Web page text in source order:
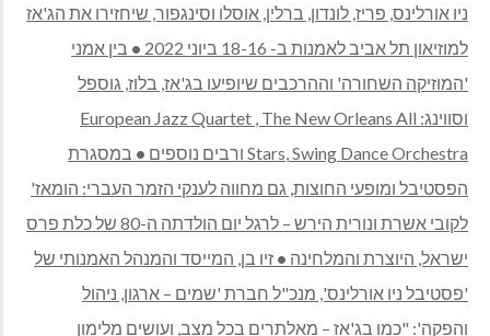
ניו אורלינס, פריז, לונדון, ברלין, אוסלו וסינגפור, שיחזירו את הג'אז
למוזיאון תל אביב לאמנות ב- 18-16 ביוני 2022
• בין אמני
'המוזיקה השחורה' וההרכבים שיופיעו בג'אז, בלוז, גוספל
וסווינג:
European Jazz Quartet , The New Orleans All
Stars,Swing Dance Orchestra ורבים נוספים • במסגרת
הפסטיבל ומופעי החוצות, גם מחווה לענקי הזמר העברי: הומאז'
לקובי אשרת ונורית הירש – לרגל יום הולדתה ה-80 של כלת פרס
ישראל, היוצרת והמלחינה • זיו בן, המייסד והמנהל האמנותי של
'פסטיבל ניו אורלינס', מנכ"ל חברת 'שמים – ארגון, ניהול
והפקה': "כמו בג'אז – מאלתרים בכל מצב, ועושים מלימון